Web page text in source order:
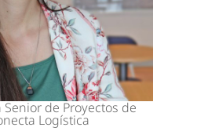
de Proyectos de
Logística